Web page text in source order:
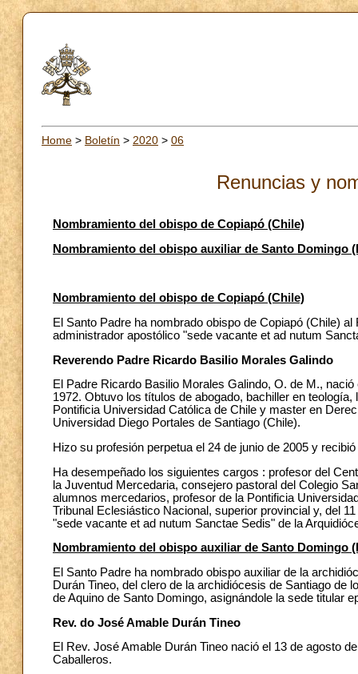
Home > Boletín > 2020 > 06
Renuncias y
Nombramiento del obispo de Copiapó (Chile)
Nombramiento del obispo auxiliar de Santo Domingo
Nombramiento del obispo de Copiapó (Chile)
El Santo Padre ha nombrado obispo de Copiapó (Chile)
administrador apostólico "sede vacante et ad nutum
Reverendo Padre Ricardo Basilio Morales Galindo
El Padre Ricardo Basilio Morales Galindo, O. de M.,
1972. Obtuvo los títulos de abogado, bachiller en
Pontificia Universidad Católica de Chile y master en
Universidad Diego Portales de Santiago (Chile).
Hizo su profesión perpetua el 24 de junio de 2005 y
Ha desempeñado los siguientes cargos : profesor del
la Juventud Mercedaria, consejero pastoral del Colegio
alumnos mercedarios, profesor de la Pontificia
Tribunal Eclesiástico Nacional, superior provincial y, del
"sede vacante et ad nutum Sanctae Sedis" de la
Nombramiento del obispo auxiliar de Santo Domingo
El Santo Padre ha nombrado obispo auxiliar de la
Durán Tineo, del clero de la archidiócesis de Santiago de
de Aquino de Santo Domingo, asignándole la sede titular
Rev. do José Amable Durán Tineo
El Rev. José Amable Durán Tineo nació el 13 de agosto
Caballeros.